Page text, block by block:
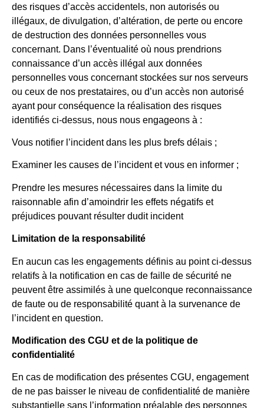
des risques d’accès accidentels, non autorisés ou
illégaux, de divulgation, d’altération, de perte ou encore
de destruction des données personnelles vous
concernant. Dans l’éventualité où nous prendrions
connaissance d’un accès illégal aux données
personnelles vous concernant stockées sur nos serveurs
ou ceux de nos prestataires, ou d’un accès non autorisé
ayant pour conséquence la réalisation des risques
identifiés ci-dessus, nous nous engageons à :
Vous notifier l’incident dans les plus brefs délais ;
Examiner les causes de l’incident et vous en informer ;
Prendre les mesures nécessaires dans la limite du
raisonnable afin d’amoindrir les effets négatifs et
préjudices pouvant résulter dudit incident
Limitation de la responsabilité
En aucun cas les engagements définis au point ci-dessus
relatifs à la notification en cas de faille de sécurité ne
peuvent être assimilés à une quelconque reconnaissance
de faute ou de responsabilité quant à la survenance de
l’incident en question.
Modification des CGU et de la politique de
confidentialité
En cas de modification des présentes CGU, engagement
de ne pas baisser le niveau de confidentialité de manière
substantielle sans l’information préalable des personnes